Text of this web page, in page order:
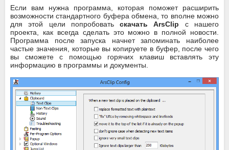
Если вам нужна программа, которая поможет расширить
возможности стандартного буфера обмена, то вполне можно
для этой цели попробоватьскачать ArsClip с нашего
проекта, как всегда сделать это можно в полной новости.
Программа после запуска начнет запоминать наиболее
частые значения, которые вы копируете в буфер, после чего
вы сможете с помощью горячих клавиш вставлять эту
информацию в программы и документы.